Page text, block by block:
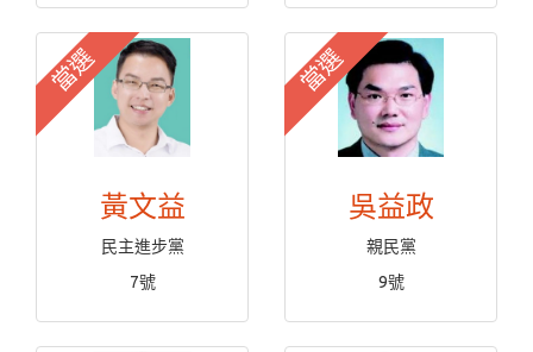
當選
黃文益
民主進步黨
7號
當選
吳益政
親民黨
9號